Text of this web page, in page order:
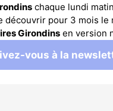
chaque lundi
découvrir pour 3 mois le
Girondins en version
vous à la